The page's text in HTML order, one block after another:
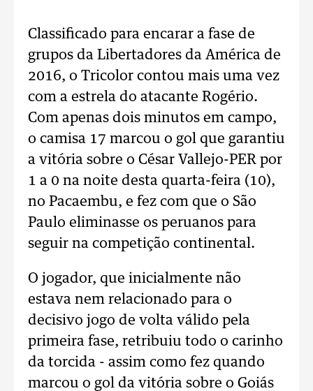
Classificado para encarar a fase de
grupos da Libertadores da América de
2016, o Tricolor contou mais uma vez
com a estrela do atacante Rogério.
Com apenas dois minutos em campo,
o camisa 17 marcou o gol que garantiu
a vitória sobre o César Vallejo-PER por
1 a 0 na noite desta quarta-feira (10),
no Pacaembu, e fez com que o São
Paulo eliminasse os peruanos para
seguir na competição continental.
O jogador, que inicialmente não
estava nem relacionado para o
decisivo jogo de volta válido pela
primeira fase, retribuiu todo o carinho
da torcida - assim como fez quando
marcou o gol da vitória sobre o Goiás